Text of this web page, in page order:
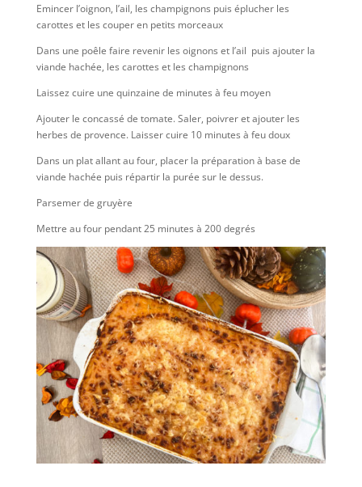
Emincer l’oignon, l’ail, les champignons puis éplucher les
carottes et les couper en petits morceaux
Dans une poêle faire revenir les oignons et l’ail puis ajouter la
viande hachée, les carottes et les champignons
Laissez cuire une quinzaine de minutes à feu moyen
Ajouter le concassé de tomate. Saler, poivrer et ajouter les
herbes de provence. Laisser cuire 10 minutes à feu doux
Dans un plat allant au four, placer la préparation à base de
viande hachée puis répartir la purée sur le dessus.
Parsemer de gruyère
Mettre au four pendant 25 minutes à 200 degrés